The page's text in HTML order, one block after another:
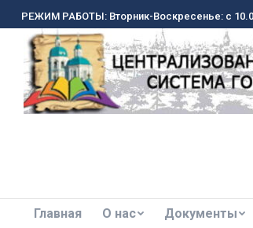
РЕЖИМ РАБОТЫ: Вторник-Воскресенье: с
Главная О нас Документы
РЕЖИМ РАБОТЫ: Вторник-Воскресенье: с
Главная О нас Документы